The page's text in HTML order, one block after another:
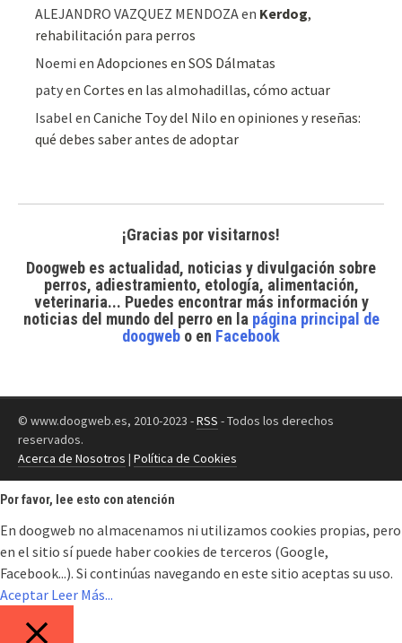
ALEJANDRO VAZQUEZ MENDOZAen Kerdog,
rehabilitación para perros
Noemi enAdopciones en SOS Dálmatas
patyenCortes en las almohadillas, cómo actuar
Isabel enCaniche Toy del Nilo en opiniones y reseñas:
qué debes saber antes de adoptar
¡Gracias por visitarnos!
Doogweb es actualidad, noticias y divulgación sobre
perros, adiestramiento, etología, alimentación,
veterinaria... Puedes encontrar más información y
noticias del mundo del perroen la página principal de
doogweb o en Facebook
© www.doogweb.es, 2010-2023 -RSS - Todos los derechos
reservados.
Acerca de Nosotros | Política de Cookies
Por favor, lee esto con atención
En doogweb no almacenamos ni utilizamos cookies propias, pero
en el sitio sí puede haber cookies de terceros (Google,
Facebook...). Si continúas navegando en este sitio aceptas su uso.
Aceptar Leer Más...